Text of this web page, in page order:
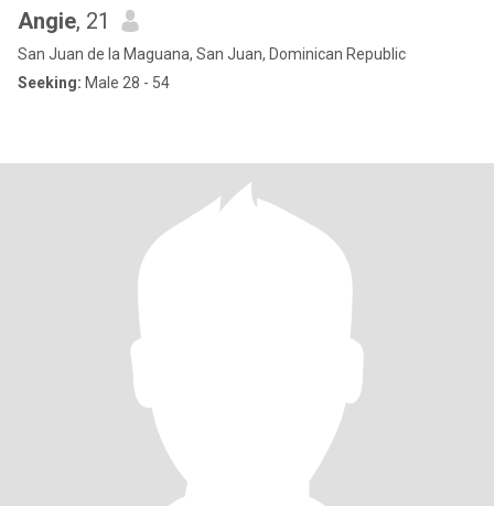
Angie, 21
San Juan de la Maguana, San Juan, Dominican Republic
Seeking: Male 28 - 54